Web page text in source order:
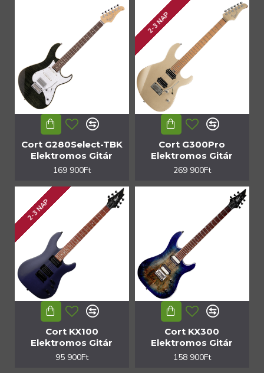
Cort G280Select-TBK
Elektromos Gitár
169 900Ft
2-3 NAP
Cort G300Pro
Elektromos Gitár
269 900Ft
2-3 NAP
Cort KX100
Elektromos Gitár
95 900Ft
Cort KX300
Elektromos Gitár
158 900Ft